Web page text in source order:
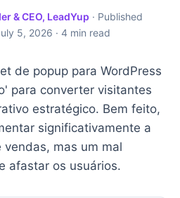
& CEO, LeadYup · Published
5, 2026 · 4 min read
de popup para WordPress
para converter visitantes
estratégico. Bem feito,
significativamente a
mas um mal
afastar os usuários.